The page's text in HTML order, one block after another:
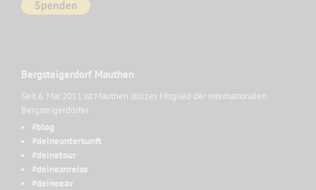
Bergsteigerdorf Mauthen
Seit 6. Mai 2011 ist Mauthen stolzes Mitglied der internationalen
Bergsteigerdörfer
#blog
#deineunterkunft
#deinetour
#deineanreise
#deinoeav